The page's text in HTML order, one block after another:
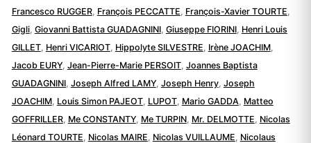
Francesco RUGGER, François PECCATTE François-Xavier TOURTE
Gigli, Giovanni Battista GUADAGNINI, Giuseppe FIORINI, Henri Louis
GILLET, Henri VICARIOT, Hippolyte SILVESTRE Irène JOACHIM,
Jacob EURY, Jean-Pierre-Marie PERSOIT, Joannes Baptista
GUADAGNINI, Joseph Alfred LAMY, Joseph Henry, Joseph
JOACHIM, Louis Simon PAJEOT, LUPOT, Mario GADDA Matteo
GOFFRILLER, Me CONSTANTY, Me TURPIN, Mr. DELMOTTE Nicolas
Léonard TOURTE Nicolas MAIRE Nicolas VUILLAUME Nicolaus